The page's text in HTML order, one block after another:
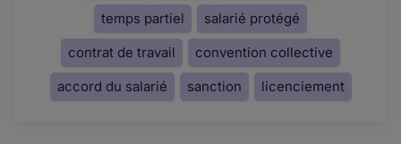
temps partiel
salarié protégé
contrat de travail
convention collective
accord du salarié
sanction licenciement